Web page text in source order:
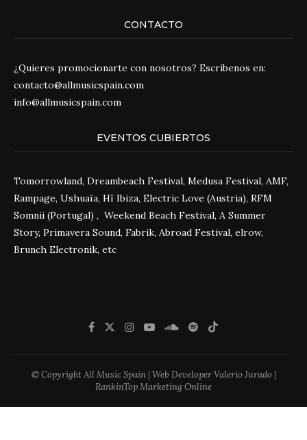
CONTACTO
¿Quieres promocionarte con nosotros? Escríbenos en:
contacto@allmusicspain.com
info@allmusicspain.com
EVENTOS CUBIERTOS
Tomorrowland, Dreambeach Festival, Medusa Festival, AMF,
Rampage, Ushuaïa, Hï Ibiza, Electric Love (Austria), RFM
Somnii (Portugal) , Weekend Beach Festival, A Summer
Story, Primavera Sound, Fabrik, Abroad Festival, elrow,
Brunch Electronik, etc
© Copyright All Music Spain | Web Developer Valerio Jurado |
RankinTop Marketing Online